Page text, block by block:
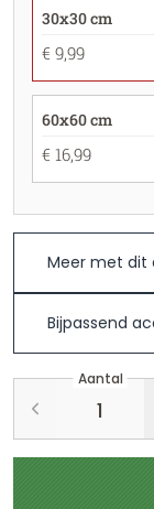
30x30 cm
€ 9,99
60x60 cm
€ 16,99
Meer met dit
Bijpassend
Aantal